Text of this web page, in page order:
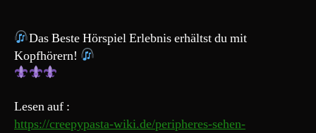
Das Beste Hörspiel Erlebnis erhältst du mit
Kopfhörern!
Lesen auf :
https://creepypasta-wiki.de/peripheres-sehen-